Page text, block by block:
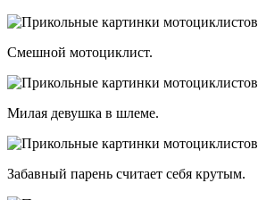
Смешной мотоциклист.
Милая девушка в шлеме.
Забавный парень считает себя крутым.